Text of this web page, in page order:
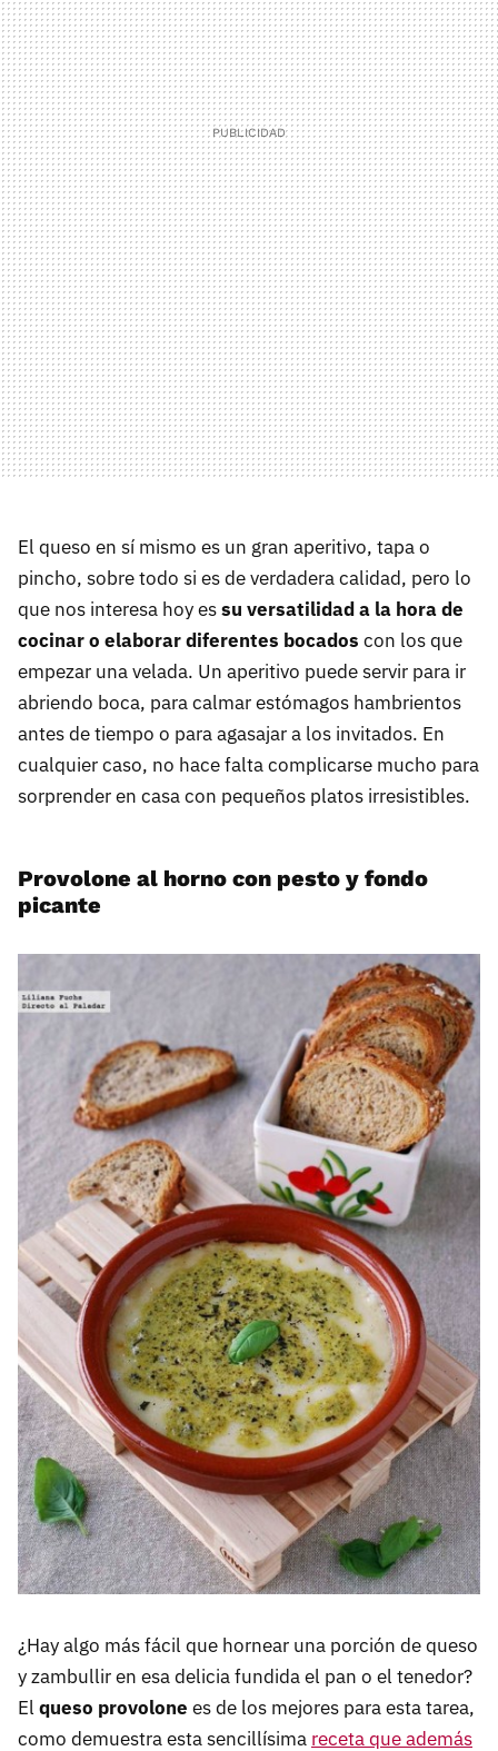
El queso en sí mismo es un gran aperitivo, tapa o
pincho, sobre todo si es de verdadera calidad, pero lo
que nos interesa hoy essu versatilidad a la hora de
cocinar o elaborar diferentes bocados con los que
empezar una velada. Un aperitivo puede servir para ir
abriendo boca, para calmar estómagos hambrientos
antes de tiempo o para agasajar a los invitados. En
cualquier caso, no hace falta complicarse mucho para
sorprender en casa con pequeños platos irresistibles.
Provolone al horno con pesto y fondo
picante
¿Hay algo más fácil que hornear una porción de queso
y zambullir en esa delicia fundida el pan o el tenedor?
El queso provolone es de los mejores para esta tarea,
como demuestra esta sencillísima receta que además